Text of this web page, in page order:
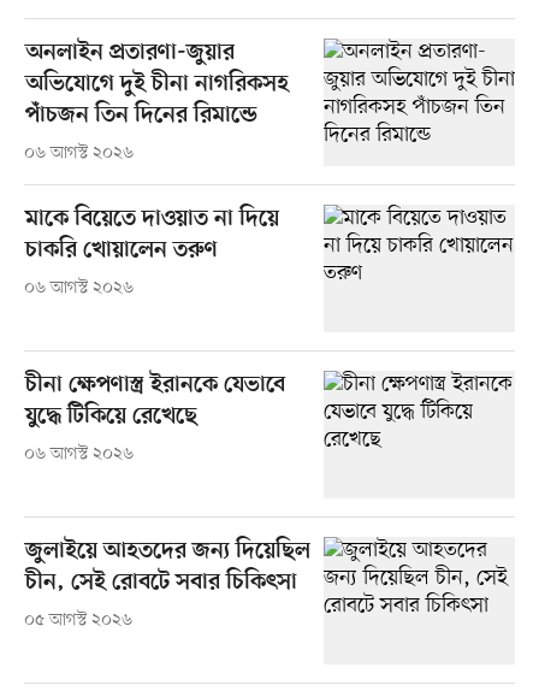
অনলাইন প্রতারণা-জুয়ার
অভিযোগে দুই চীনা নাগরিকসহ
পাঁচজন তিন দিনের রিমান্ডে
০৬ আগস্ট ২০২৬
মাকে বিয়েতে দাওয়াত না দিয়ে
চাকরি খোয়ালেন তরুণ
০৬ আগস্ট ২০২৬
চীনা ক্ষেপণাস্ত্র ইরানকে যেভাবে
যুদ্ধে টিকিয়ে রেখেছে
০৬ আগস্ট ২০২৬
জুলাইয়ে আহতদের জন্য দিয়েছিল
চীন, সেই রোবটে সবার চিকিৎসা
০৫ আগস্ট ২০২৬